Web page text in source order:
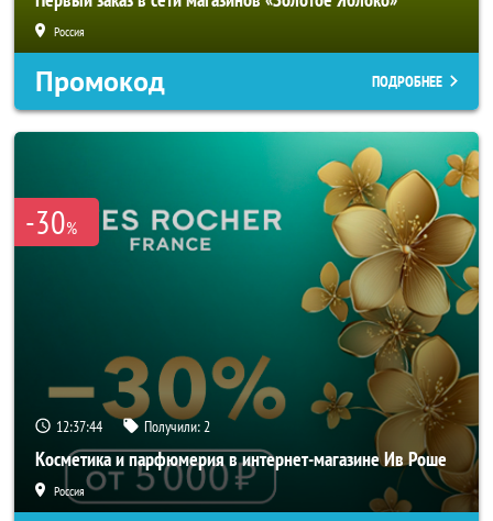
Россия
Промокод ПОДРОБНЕЕ
-30%
12:37:43 Получили:2
Косметика и парфюмерия в интернет-магазине Ив Роше
Россия